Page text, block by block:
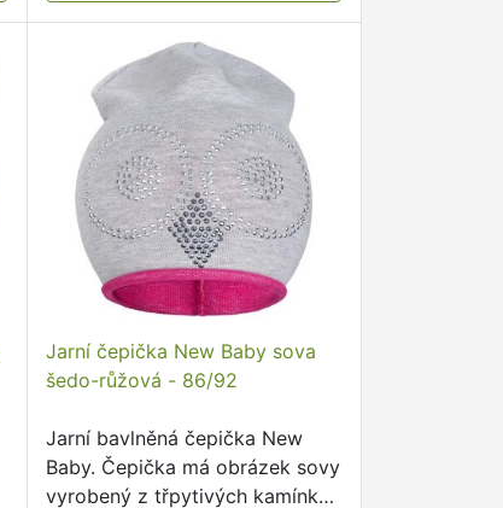
Jarní čepička New Baby sova
šedo-růžová - 86/92
Jarní bavlněná čepička New
Baby. Čepička má obrázek sovy
vyrobený z třpytivých kamínků.